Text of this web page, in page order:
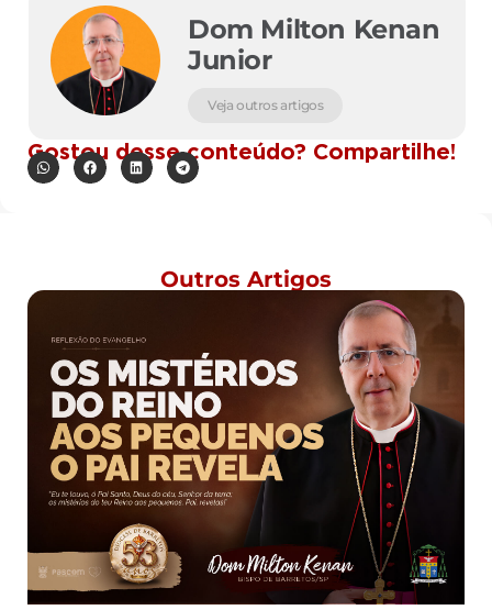
Dom Milton Kenan
Junior
Veja outros artigos
Gostou desse conteúdo? Compartilhe!
Outros Artigos